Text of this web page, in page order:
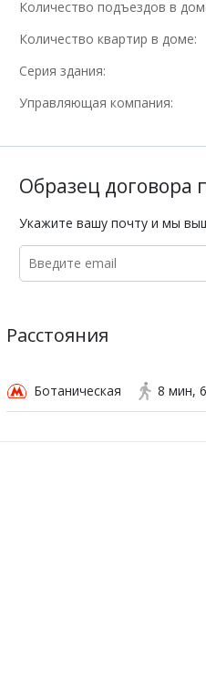
Количество подъездов в
Количество квартир в доме:
Серия здания:
Управляющая компания:
Образец договора
Укажите вашу почту и мы
Расстояния
Ботаническая 8 мин